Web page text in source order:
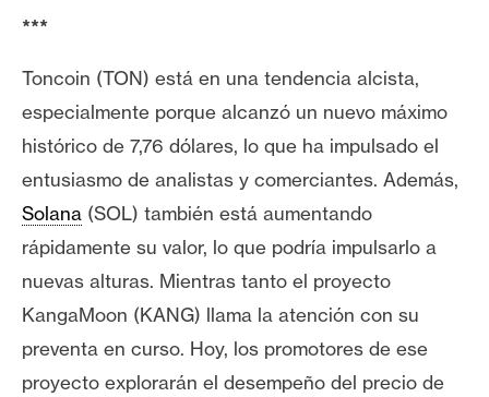
I
A
A
n
á
l
s
i
s
***
Toncoin (TON) está en una tendencia alcista,
especialmente porque alcanzó un nuevo máximo
histórico de 7,76 dólares, lo que ha impulsado el
entusiasmo de analistas y comerciantes. Además,
Solana (SOL) también está aumentando
rápidamente su valor, lo que podría impulsarlo a
nuevas alturas. Mientras tanto el proyecto
KangaMoon (KANG) llama la atención con su
preventa en curso. Hoy, los promotores de ese
proyecto explorarán el desempeño del precio de